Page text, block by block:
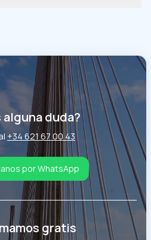
duda?
+34 621 67 00 43
por WhatsApp
gratis